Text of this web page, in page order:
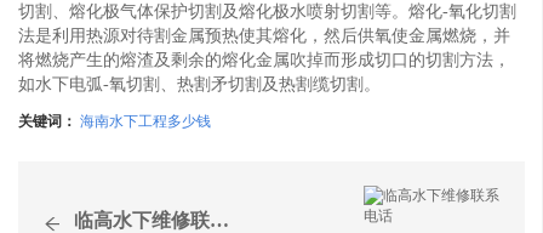
切割、熔化极气体保护切割及熔化极水喷射切割等。熔化-氧化切割
法是利用热源对待割金属预热使其熔化，然后供氧使金属燃烧，并
将燃烧产生的熔渣及剩余的熔化金属吹掉而形成切口的切割方法，
如水下电弧-氧切割、热割矛切割及热割缆切割。
关键词： 海南水下工程多少钱
临高水下维修联系电话